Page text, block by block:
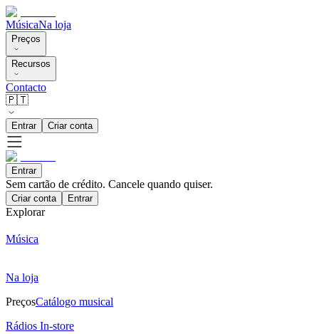
MúsicaNa loja
Preços
Recursos
Contacto
🇵🇹
Entrar Criar conta
Entrar
Sem cartão de crédito. Cancele quando quiser.
Criar conta Entrar
Explorar
Música
Na loja
PreçosCatálogo musical
Rádios In-store